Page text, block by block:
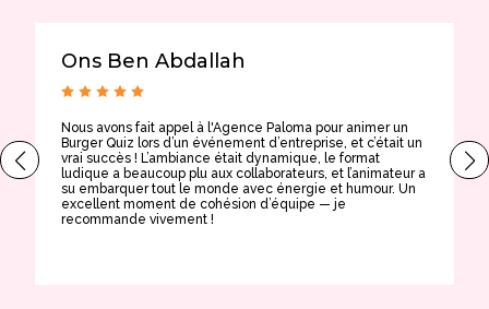
Ons Ben Abdallah
Nous avons fait appel à l'Agence Paloma pour animer un
Burger Quiz lors d’un événement d’entreprise, et c’était un
vrai succès ! L’ambiance était dynamique, le format
ludique a beaucoup plu aux collaborateurs, et l’animateur a
su embarquer tout le monde avec énergie et humour. Un
excellent moment de cohésion d’équipe — je
recommande vivement !